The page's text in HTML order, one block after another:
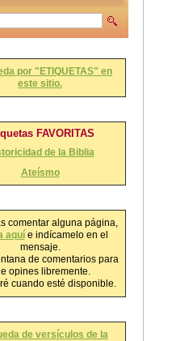
por "ETIQUETAS" en
este sitio.
FAVORITAS
de la Biblia
Ateísmo
comentar alguna página,
aquíe indícamelo en el
mensaje.
de comentarios para
opines libremente.
cuando esté disponible.
de versículos de la